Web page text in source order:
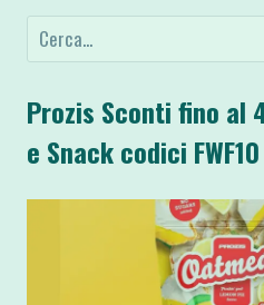
Prozis Sconti fino al
e Snack codici FWF10